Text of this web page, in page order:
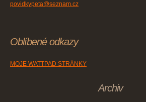
povidkypeta@seznam.cz
Oblíbené odkazy
MOJE WATTPAD STRÁNKY
Archiv